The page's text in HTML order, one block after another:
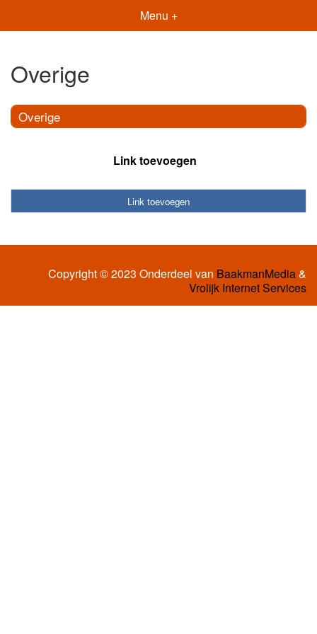
Menu +
Overige
Overige
Link toevoegen
Link toevoegen
Copyright © 2023 Onderdeel van BaakmanMedia&
Vrolijk Internet Services